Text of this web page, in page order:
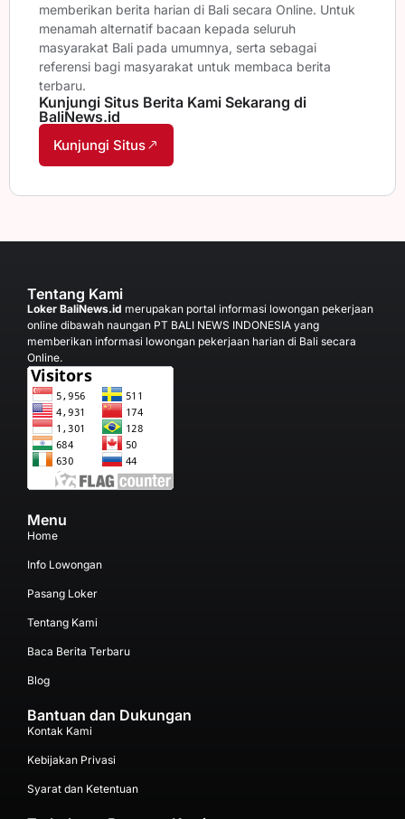
memberikan berita harian di Bali secara Online. Untuk
menamah alternatif bacaan kepada seluruh
masyarakat Bali pada umumnya, serta sebagai
referensi bagi masyarakat untuk membaca berita
terbaru.
Kunjungi Situs Berita Kami Sekarang di
BaliNews.id
Kunjungi Situs
Tentang Kami
Loker BaliNews.id merupakan portal informasi lowongan pekerjaan
online dibawah naungan PT BALI NEWS INDONESIA yang
memberikan informasi lowongan pekerjaan harian di Bali secara
Online.
Menu
Home
Info Lowongan
Pasang Loker
Tentang Kami
Baca Berita Terbaru
Blog
Bantuan dan Dukungan
Kontak Kami
Kebijakan Privasi
Syarat dan Ketentuan